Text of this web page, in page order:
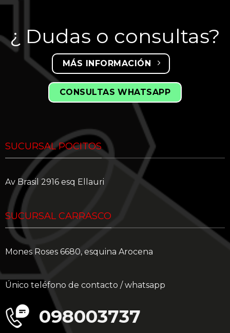
¿ Dudas o consultas?
MÁS INFORMACIÓN
CONSULTAS WHATSAPP
SUCURSAL POCITOS
Av Brasil 2916 esq Ellauri
SUCURSAL CARRASCO
Mones Roses 6680, esquina Arocena
Único teléfono de contacto / whatsapp
098003737